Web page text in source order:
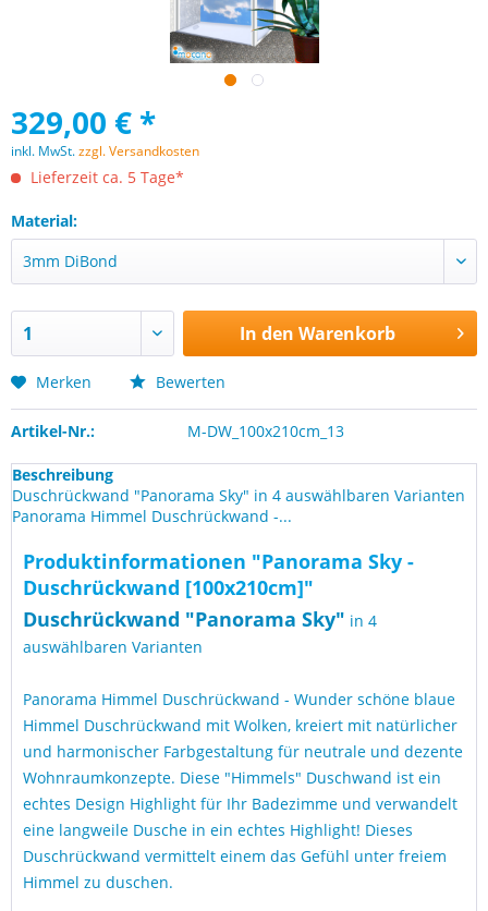
329,00 € *
inkl. MwSt.zzgl. Versandkosten
Lieferzeit ca. 5 Tage*
Material:
In den Warenkorb
Merken Bewerten
Artikel-Nr.: M-DW_100x210cm_13
Beschreibung
Duschrückwand "Panorama Sky" in 4 auswählbaren Varianten
Panorama Himmel Duschrückwand -...
Produktinformationen "Panorama Sky -
Duschrückwand [100x210cm]"
Duschrückwand "Panorama Sky" in 4
auswählbaren Varianten
Panorama Himmel Duschrückwand - Wunder schöne blaue
Himmel Duschrückwand mit Wolken, kreiert mit natürlicher
und harmonischer Farbgestaltung für neutrale und dezente
Wohnraumkonzepte. Diese "Himmels" Duschwand ist ein
echtes Design Highlight für Ihr Badezimme und verwandelt
eine langweile Dusche in ein echtes Highlight! Dieses
Duschrückwand vermittelt einem das Gefühl unter freiem
Himmel zu duschen.